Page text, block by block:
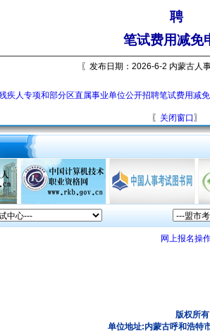
聘
笔试费用减免
〖发布日期：2026-6-2 内蒙古人
疾人专项和部分区直属事业单位公开招聘笔试费用减
〖 关闭窗口 〗
网上报名操
版权所
单位地址:内蒙古呼和浩特